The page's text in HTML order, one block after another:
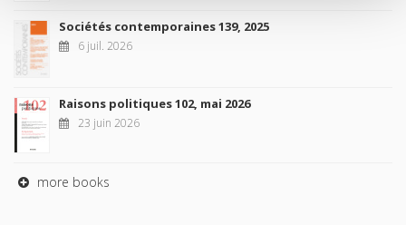
Sociétés contemporaines 139, 2025
6 juil. 2026
Raisons politiques 102, mai 2026
23 juin 2026
more books